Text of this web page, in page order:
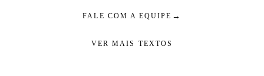
FALE COM A EQUIPE →
VER MAIS TEXTOS